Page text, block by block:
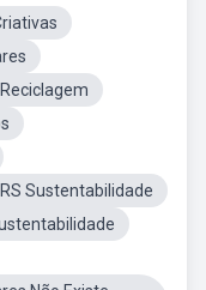
Sustentabilidade